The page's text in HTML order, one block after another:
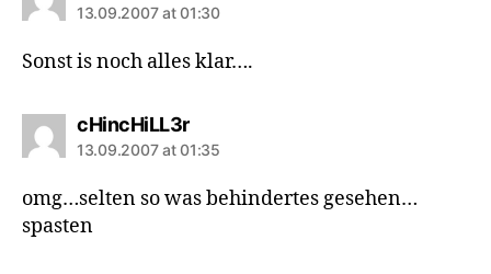
13.09.2007 at 01:30
Sonst is noch alles klar….
cHincHiLL3rsays:
13.09.2007 at 01:35
omg…selten so was behindertes gesehen…
spasten